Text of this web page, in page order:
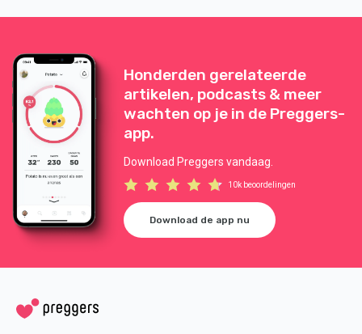
Honderden gerelateerde
artikelen, podcasts & meer
wachten op je in de Preggers-
app.
Download Preggers vandaag.
10k beoordelingen
Download de app nu